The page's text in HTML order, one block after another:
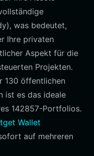
was bedeutet,
Ihre privaten
Aspekt für die
Projekten.
130 öffentlichen
ist es das ideale
142857-Portfolios.
Wallet
auf mehreren